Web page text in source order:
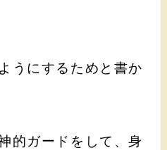
うにするためと書か
的ガードをして、身